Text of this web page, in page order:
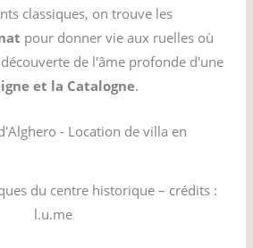
classiques, on trouve les
pour donner vie aux ruelles où
de l'âme profonde d'une
et la Catalogne.
du centre historique – crédits :
l.u.me